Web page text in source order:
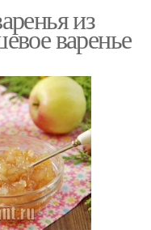
из
варенье